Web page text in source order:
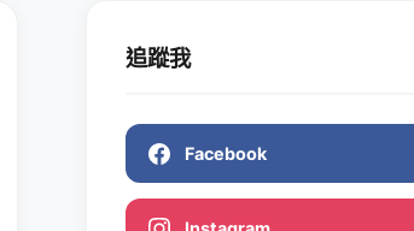
追蹤我
Facebook